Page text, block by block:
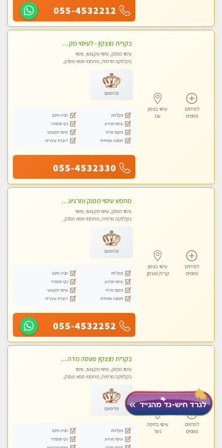
055-4532212
לפרטים
נוספים
עיסוי בצפון
עכו
בקרית מוצקין - לעיסוי מקצועי ואיכותי מומלץ מאוד!! מעסה פרטית בוא ותבין מזה עיסוי … ❤️ ללא מין !!
עיסוי מפנק, עיסוי מקצועי, עיסוי
בקלניקה פרטית, מתחמי ספא מפנק,
פרימיום
מקלחת
חניה חינם
עיסוי מרגיע
נקי ומסודר
מקום פרטי
עיסוי מקצועי
תמונה אמיתית
דוברת עיברית
055-4532330
לפרטים
נוספים
עיסוי בצפון
קרית מוצקין
מחפש עיסוי מפנק ומרגיע? בוא להכיר את הצוות המעסות החדשות שלנו. מקום מושלם !
עיסוי מפנק, עיסוי מקצועי, עיסוי
בקלניקה פרטית, מתחמי ספא מפנק,
פרימיום
מקלחת
חניה חינם
עיסוי מרגיע
נקי ומסודר
מקום פרטי
עיסוי מקצועי
תמונה אמיתית
דוברת עיברית
055-4532252
לפרטים
נוספים
עיסוי בחיפה
נשר
בקרית מוצקין מעסה מדהימה- כל סוגי העיסויים מעסה מקצועית ואיכותית פרטי!!! לחוויה בלתי נשכחת!!
עיסוי מפנק, עיסוי מקצועי, עיסוי
בקלניקה פרטית, מתחמי ספא מפנק,
פרימיום
מקלחת
חניה חינם
עיסוי מרגיע
נקי ומסודר